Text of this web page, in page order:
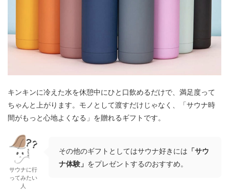
キンキンに冷えた水を休憩中にひと口飲めるだけで、満足度って
ちゃんと上がります。モノとして渡すだけじゃなく、「サウナ時
間がもっと心地よくなる」を贈れるギフトです。
サウナに行
ってみたい
人
その他のギフトとしてはサウナ好きには 「サウ
ナ体験」 をプレゼントするのおすすめ。